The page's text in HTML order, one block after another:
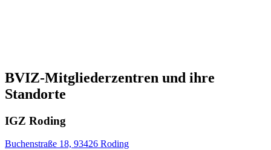
BVIZ-Mitgliederzentren und ihre
Standorte
IGZ Roding
Buchenstraße 18, 93426 Roding